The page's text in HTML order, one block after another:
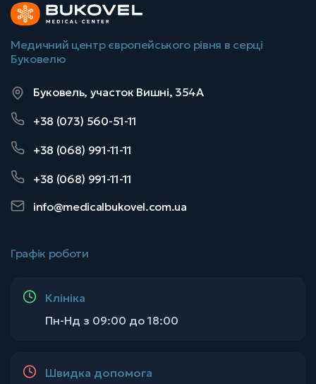
Медичний центр європейського рівня в серці
Буковелю
Буковель, участок Вишні, 354А
+38 (073) 560-51-11
+38 (068) 991-11-11
+38 (068) 991-11-11
info@medicalbukovel.com.ua
Графік роботи
Клініка
Пн-Нд з 09:00 до 18:00
Швидка допомога